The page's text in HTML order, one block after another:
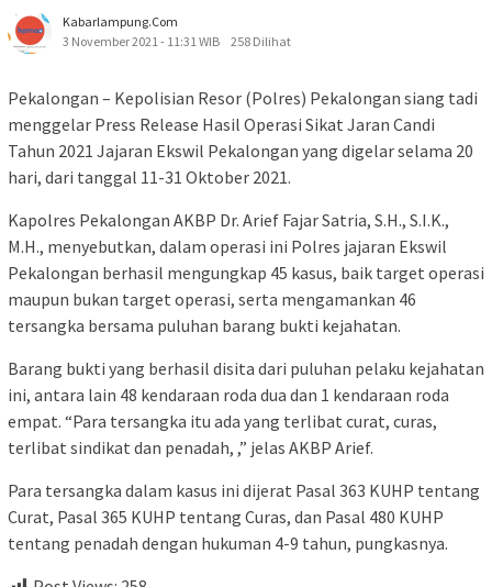
Kabarlampung.com
3 November 2021 - 11:31 WIB
258 Dilihat
Pekalongan – Kepolisian Resor (Polres) Pekalongan siang tadi
menggelar Press Release Hasil Operasi Sikat Jaran Candi
Tahun 2021 Jajaran Ekswil Pekalongan yang digelar selama 20
hari, dari tanggal 11-31 Oktober 2021.
Kapolres Pekalongan AKBP Dr. Arief Fajar Satria, S.H., S.I.K.,
M.H., menyebutkan, dalam operasi ini Polres jajaran Ekswil
Pekalongan berhasil mengungkap 45 kasus, baik target operasi
maupun bukan target operasi, serta mengamankan 46
tersangka bersama puluhan barang bukti kejahatan.
Barang bukti yang berhasil disita dari puluhan pelaku kejahatan
ini, antara lain 48 kendaraan roda dua dan 1 kendaraan roda
empat. “Para tersangka itu ada yang terlibat curat, curas,
terlibat sindikat dan penadah, ,” jelas AKBP Arief.
Para tersangka dalam kasus ini dijerat Pasal 363 KUHP tentang
Curat, Pasal 365 KUHP tentang Curas, dan Pasal 480 KUHP
tentang penadah dengan hukuman 4-9 tahun, pungkasnya.